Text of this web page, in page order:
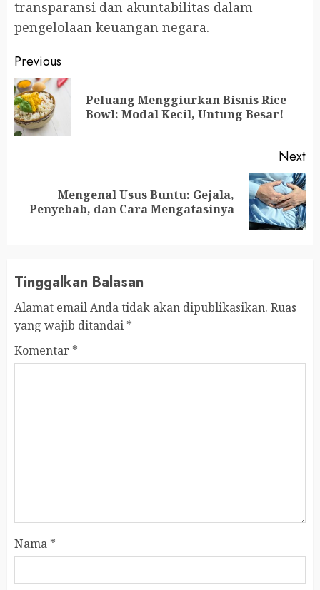
transparansi dan akuntabilitas dalam
pengelolaan keuangan negara.
Continue
Reading
Previous
Peluang Menggiurkan Bisnis Rice
Bowl: Modal Kecil, Untung Besar!
Next
post:
Mengenal Usus Buntu: Gejala,
Penyebab, dan Cara Mengatasinya
Tinggalkan Balasan
Alamat email Anda tidak akan dipublikasikan. Ruas
yang wajib ditandai *
Komentar *
Nama *